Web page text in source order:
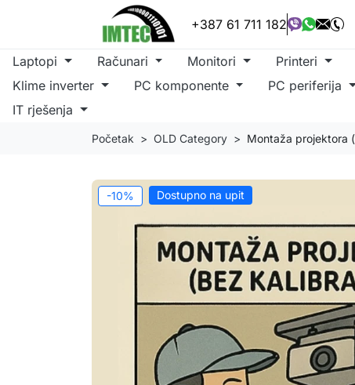
+387 61 711 182
Laptopi Računari Monitori Printeri
Klime inverter
PC komponente PC periferija
IT rješenja
Početak OLD Category Montaža projektora
-10% Dostupno na upit